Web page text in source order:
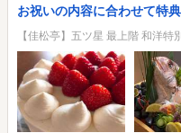
お祝いの内容に合わせて特
【佳松亭】五ツ星 最上階 和洋